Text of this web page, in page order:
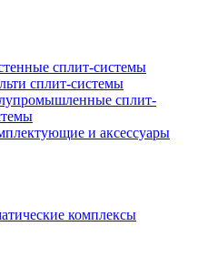
сплит-системы
сплит-системы
сплит-
и аксессуары
комплексы